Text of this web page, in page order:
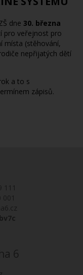
dne 30. března
pro veřejnost pro
místa (stěhování,
nepřijatých dětí
a to s
zápisů.
111
001
6